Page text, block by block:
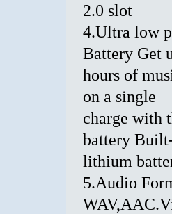
2.0 slot
4.Ultra low
Battery Get
hours of
on a single
charge with
battery
lithium
5.Audio